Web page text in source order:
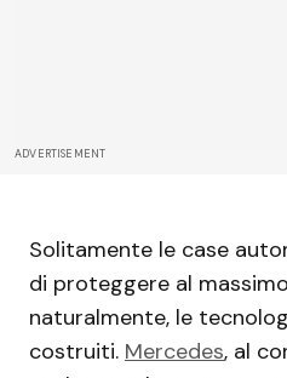
ADVERTISEMENT
Solitamente le case
di proteggere al
naturalmente, le
costruiti. Mercedes, al